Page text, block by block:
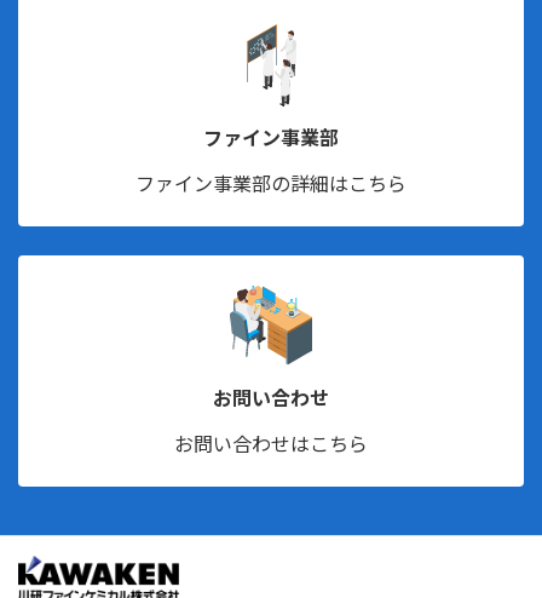
ファイン事業部
ファイン事業部の詳細はこちら
お問い合わせ
お問い合わせはこちら